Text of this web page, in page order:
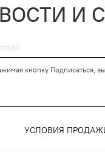
И
кнопку Подписаться,
УСЛОВИЯ